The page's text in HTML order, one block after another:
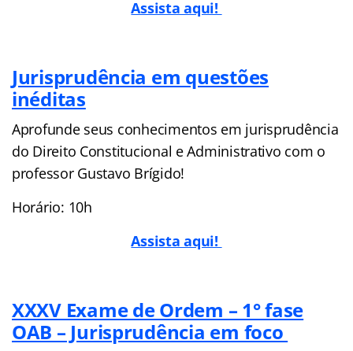
Assista aqui!
Jurisprudência em questões
inéditas
Aprofunde seus conhecimentos em jurisprudência
do Direito Constitucional e Administrativo com o
professor Gustavo Brígido!
Horário: 10h
Assista aqui!
XXXV Exame de Ordem – 1° fase
OAB – Jurisprudência em foco